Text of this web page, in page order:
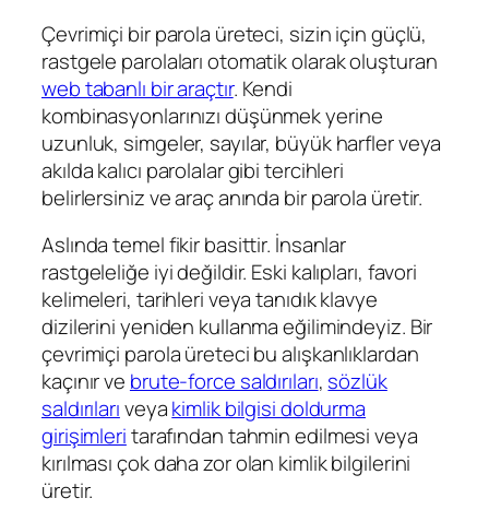
Çevrimiçi bir parola üreteci, sizin için güçlü,
rastgele parolaları otomatik olarak oluşturan
web tabanlı bir araçtır. Kendi
kombinasyonlarınızı düşünmek yerine
uzunluk, simgeler, sayılar, büyük harfler veya
akılda kalıcı parolalar gibi tercihleri
belirlersiniz ve araç anında bir parola üretir.
Aslında temel fikir basittir. İnsanlar
rastgeleliğe iyi değildir. Eski kalıpları, favori
kelimeleri, tarihleri veya tanıdık klavye
dizilerini yeniden kullanma eğilimindeyiz. Bir
çevrimiçi parola üreteci bu alışkanlıklardan
kaçınır ve brute-force saldırıları, sözlük
saldırılarıveyakimlik bilgisi doldurma
girişimleritarafından tahmin edilmesi veya
kırılması çok daha zor olan kimlik bilgilerini
üretir.